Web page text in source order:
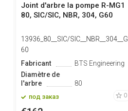
Joint d'arbre la pompe R-MG1
80, SIC/SIC, NBR, 304, G60
13936_80__SIC/SIC__NBR__304__G
60
Fabricant
BTS Engineering
Diamètre de
l'arbre
80
под заказ 0